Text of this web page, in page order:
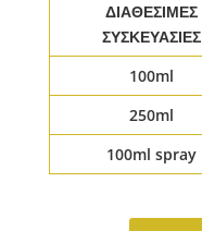
ΔΙΑΘΕΣΙΜΕΣ
ΣΥΣΚΕΥΑΣΙΕΣ
100ml
250ml
100ml spray